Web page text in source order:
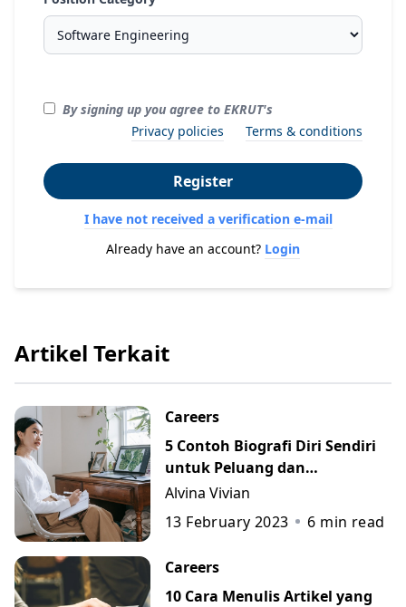
By signing up you agree to EKRUT's
Privacy policies
Terms & conditions
Register
I have not received a verification e-mail
Already have an account? Login
Artikel Terkait
Careers
5 Contoh Biografi Diri Sendiri
untuk Peluang dan
Perkembangan Karier
Alvina Vivian
13 February 2023
6 min read
Careers
10 Cara Menulis Artikel yang